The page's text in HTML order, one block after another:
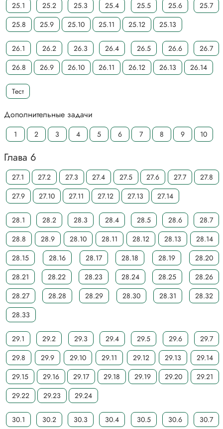
25.1 25.2 25.3 25.4 25.5 25.6
25.7
25.8
25.9 25.10 25.11 25.12 25.13
26.1 26.2 26.3 26.4 26.5 26.6
26.7
26.8
26.9 26.10 26.11 26.12 26.13 26.14
Тест
Дополнительные задачи
1 2 3 4 5 6 7 8 9 10
Глава 6
27.1 27.2 27.3 27.4 27.5 27.6 27.7
27.8
27.9
27.10 27.11 27.12 27.13 27.14
28.1 28.2 28.3 28.4 28.5 28.6
28.7
28.8
28.9 28.10 28.11 28.12 28.13
28.14
28.15
28.16 28.17 28.18 28.19
28.20
28.21
28.22 28.23 28.24 28.25
28.26
28.27
28.28 28.29 28.30 28.31
28.32
28.33
29.1 29.2 29.3 29.4 29.5 29.6
29.7
29.8
29.9 29.10 29.11 29.12 29.13
29.14
29.15
29.16 29.17 29.18 29.19 29.20
29.21
29.22
29.23 29.24
30.1 30.2 30.3 30.4 30.5 30.6
30.7